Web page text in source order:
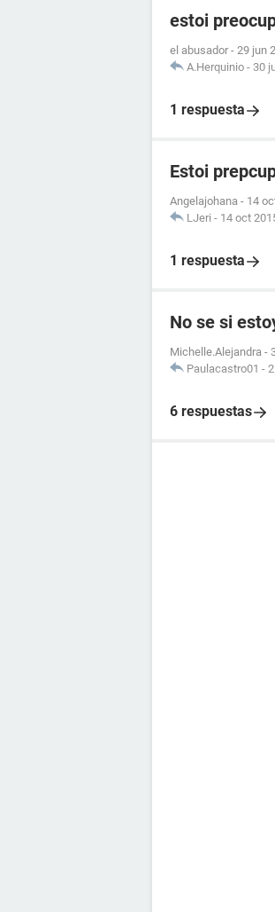
estoi
el abusador - 29 jun
A.Herquinio - 30
1 respuesta
Estoi
Angelajohana - 14
LJeri - 14 oct
1 respuesta
No se si
Michelle.Alejandra -
Paulacastro01 -
6 respuestas